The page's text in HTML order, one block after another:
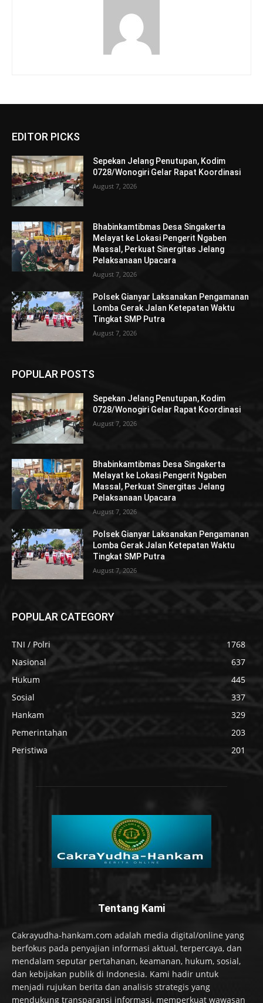
EDITOR PICKS
Sepekan Jelang Penutupan, Kodim
0728/Wonogiri Gelar Rapat Koordinasi
August 7, 2026
Bhabinkamtibmas Desa Singakerta
Melayat ke Lokasi Pengerit Ngaben
Massal, Perkuat Sinergitas Jelang
Pelaksanaan Upacara
August 7, 2026
Polsek Gianyar Laksanakan Pengamanan
Lomba Gerak Jalan Ketepatan Waktu
Tingkat SMP Putra
August 7, 2026
POPULAR POSTS
Sepekan Jelang Penutupan, Kodim
0728/Wonogiri Gelar Rapat Koordinasi
August 7, 2026
Bhabinkamtibmas Desa Singakerta
Melayat ke Lokasi Pengerit Ngaben
Massal, Perkuat Sinergitas Jelang
Pelaksanaan Upacara
August 7, 2026
Polsek Gianyar Laksanakan Pengamanan
Lomba Gerak Jalan Ketepatan Waktu
Tingkat SMP Putra
August 7, 2026
POPULAR CATEGORY
TNI / Polri
1768
Nasional
637
Hukum
445
Sosial
337
Hankam
329
Pemerintahan
203
Peristiwa
201
Tentang Kami
Cakrayudha-hankam.com adalah media digital/online yang
berfokus pada penyajian informasi aktual, terpercaya, dan
mendalam seputar pertahanan, keamanan, hukum, sosial,
dan kebijakan publik di Indonesia. Kami hadir untuk
menjadi rujukan berita dan analisis strategis yang
mendukung transparansi informasi, memperkuat wawasan